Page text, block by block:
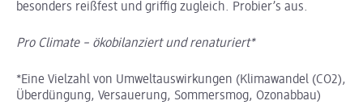
besonders reißfest und griffig zugleich. Probier’s aus.
Pro Climate – ökobilanziert und renaturiert*
*Eine Vielzahl von Umweltauswirkungen (Klimawandel (CO2),
Überdüngung, Versauerung, Sommersmog, Ozonabbau)